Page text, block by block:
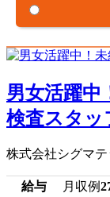
男女活躍中
検査スタッ
株式会社シグマ
給与 月収例